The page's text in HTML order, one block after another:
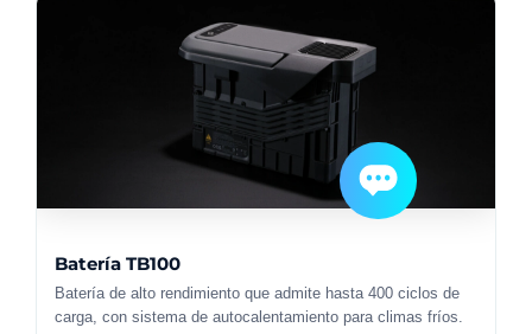
Batería TB100
Batería de alto rendimiento que admite hasta 400 ciclos de
carga, con sistema de autocalentamiento para climas fríos.